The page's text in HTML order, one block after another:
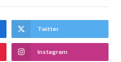
Twitter
Instagram